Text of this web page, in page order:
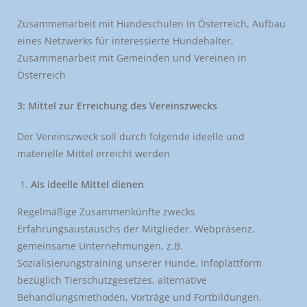
Zusammenarbeit mit Hundeschulen in Österreich, Aufbau
eines Netzwerks für interessierte Hundehalter,
Zusammenarbeit mit Gemeinden und Vereinen in
Österreich
3: Mittel zur Erreichung des Vereinszwecks
Der Vereinszweck soll durch folgende ideelle und
materielle Mittel erreicht werden
Als ideelle Mittel dienen
Regelmäßige Zusammenkünfte zwecks
Erfahrungsaustauschs der Mitglieder, Webpräsenz,
gemeinsame Unternehmungen, z.B.
Sozialisierungstraining unserer Hunde, Infoplattform
bezüglich Tierschutzgesetzes, alternative
Behandlungsmethoden, Vorträge und Fortbildungen,